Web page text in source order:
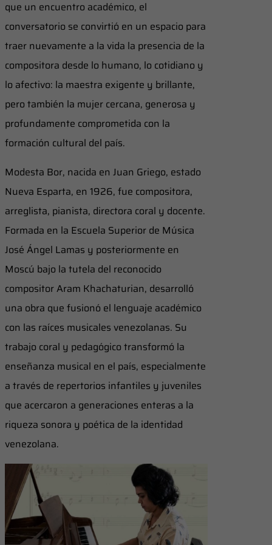
que un encuentro académico, el
conversatorio se convirtió en un espacio para
traer nuevamente a la vida la presencia de la
compositora desde lo humano, lo cotidiano y
lo afectivo: la maestra exigente y brillante,
pero también la mujer cercana, generosa y
profundamente comprometida con la
formación cultural del país.
Modesta Bor, nacida en Juan Griego, estado
Nueva Esparta, en 1926, fue compositora,
arreglista, pianista, directora coral y docente.
Formada en la Escuela Superior de Música
José Ángel Lamas y posteriormente en
Moscú bajo la tutela del reconocido
compositor Aram Khachaturian, desarrolló
una obra que fusionó el lenguaje académico
con las raíces musicales venezolanas. Su
trabajo coral y pedagógico transformó la
enseñanza musical en el país, especialmente
a través de repertorios infantiles y juveniles
que acercaron a generaciones enteras a la
riqueza sonora y poética de la identidad
venezolana.